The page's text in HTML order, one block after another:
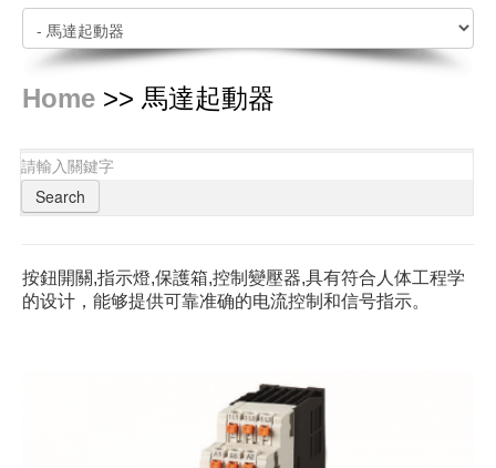
Home >> 馬達起動器
Search
按鈕開關,指示燈,保護箱,控制變壓器,具有符合人体工程学
的设计，能够提供可靠准确的电流控制和信号指示。